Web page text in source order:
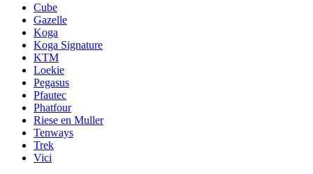
Cube
Gazelle
Koga
Koga Signature
KTM
Loekie
Pegasus
Pfautec
Phatfour
Riese en Muller
Tenways
Trek
Vici